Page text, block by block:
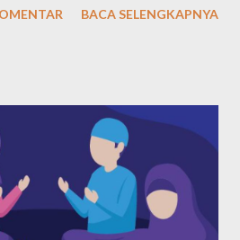
Yahudi telah diajarkan sejak Nabi
agama samawi, Yahudi adalah
waktunya. Bagaimana Nabi
ketuhanan kepada
tegas menyatakan bahwa Tuhan
yang paling terkenal tentang
BACA SELENGKAPNYA